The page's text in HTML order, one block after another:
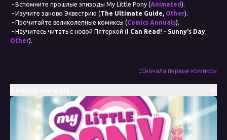
- Вспомните прошлые эпизоды My Little Pony (Animated).
- Изучите заново Эквестрию (The Ultimate Guide, Other).
- Прочитайте великолепные комиксы (Comics Annuals).
- Научитесь читать с новой Пятеркой (I Can Read! - Sunny's Day,
Other).
Сначала первые комиксы